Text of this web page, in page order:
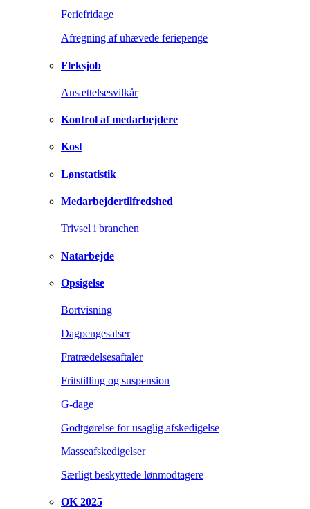
Feriefridage
Afregning af uhævede feriepenge
Fleksjob
Ansættelsesvilkår
Kontrol af medarbejdere
Kost
Lønstatistik
Medarbejdertilfredshed
Trivsel i branchen
Natarbejde
Opsigelse
Bortvisning
Dagpengesatser
Fratrædelsesaftaler
Fritstilling og suspension
G-dage
Godtgørelse for usaglig afskedigelse
Masseafskedigelser
Særligt beskyttede lønmodtagere
OK 2025